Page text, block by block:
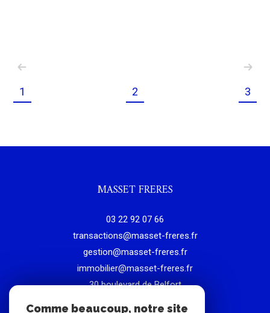
1 2 3
MASSET FRERES
03 22 92 07 66
transactions@masset-freres.fr
gestion@masset-freres.fr
immobilier@masset-freres.fr
30 boulevard de Belfort
Comme beaucoup, notre site